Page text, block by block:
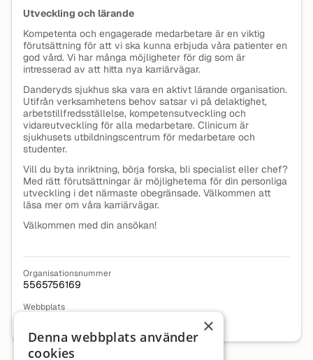
Utveckling och lärande
Kompetenta och engagerade medarbetare är en viktig
förutsättning för att vi ska kunna erbjuda våra patienter en
god vård. Vi har många möjligheter för dig som är
intresserad av att hitta nya karriärvägar.
Danderyds sjukhus ska vara en aktivt lärande organisation.
Utifrån verksamhetens behov satsar vi på delaktighet,
arbetstillfredsställelse, kompetensutveckling och
vidareutveckling för alla medarbetare. Clinicum är
sjukhusets utbildningscentrum för medarbetare och
studenter.
Vill du byta inriktning, börja forska, bli specialist eller chef?
Med rätt förutsättningar är möjligheterna för din personliga
utveckling i det närmaste obegränsade. Välkommen att
läsa mer om våra karriärvägar.
Välkommen med din ansökan!
Organisationsnummer
5565756169
Webbplats
×
Denna webbplats använder
cookies